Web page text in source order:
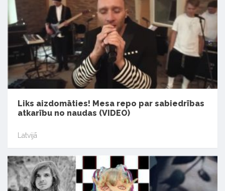
Liks aizdomāties! Mesa repo par sabiedrības
atkarību no naudas (VIDEO)
Latvijā